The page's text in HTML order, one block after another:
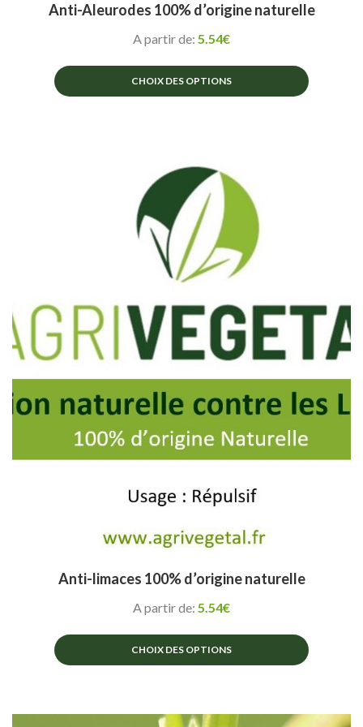
Anti-Aleurodes 100% d’origine naturelle
A partir de: 5.54€
CHOIX DES OPTIONS
a
plusieurs
variations.
Les
options
peuvent
être
choisies
sur
du
produit
Anti-limaces 100% d’origine naturelle
A partir de: 5.54€
CHOIX DES OPTIONS
produit